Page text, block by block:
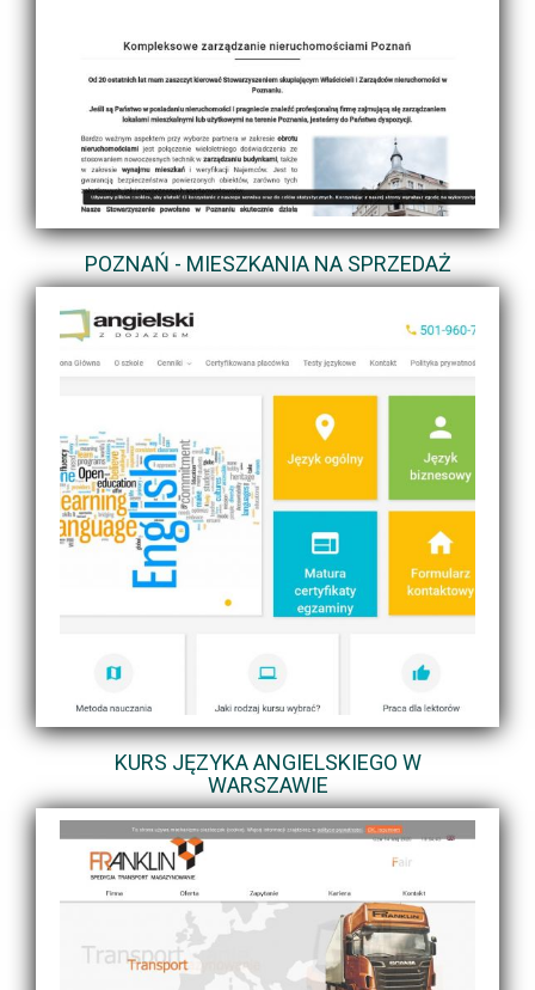
POZNAŃ - MIESZKANIA NA SPRZEDAŻ
KURS JĘZYKA ANGIELSKIEGO W
WARSZAWIE